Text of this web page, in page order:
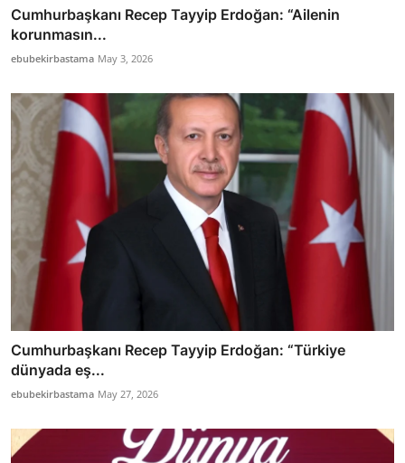
Cumhurbaşkanı Recep Tayyip Erdoğan: “Ailenin
korunmasın...
ebubekirbastama May 3, 2026
Cumhurbaşkanı Recep Tayyip Erdoğan: “Türkiye
dünyada eş...
ebubekirbastama May 27, 2026